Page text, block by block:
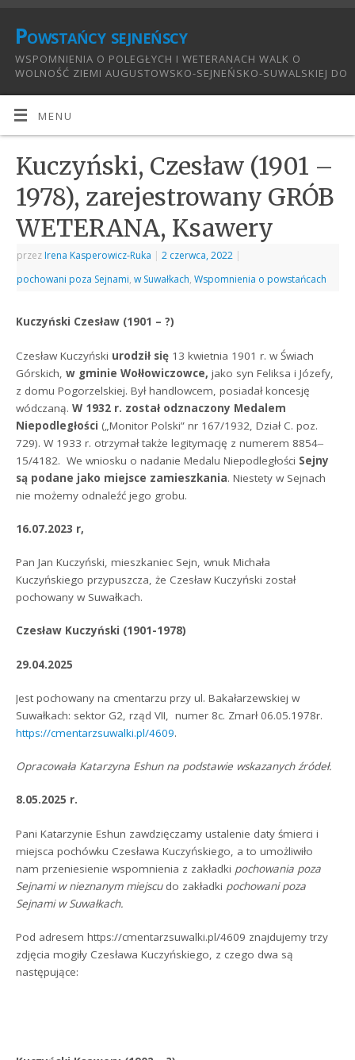
Powstańcy sejneńscy
WSPOMNIENIA O POLEGŁYCH I WETERANACH WALK O
WOLNOŚĆ ZIEMI AUGUSTOWSKO-SEJNEŃSKO-SUWALSKIEJ DO
MENU
Kuczyński, Czesław (1901 –
1978), zarejestrowany GRÓB
WETERANA, Ksawery
przez Irena Kasperowicz-Ruka | 2 czerwca, 2022 |
pochowani poza Sejnami,w Suwałkach,Wspomnienia o powstańcach
Kuczyński Czesław (1901 – ?)
Czesław Kuczyński urodził się 13 kwietnia 1901 r. w Świach
Górskich,w gminie Wołłowiczowce,jako syn Feliksa i Józefy,
z domu Pogorzelskiej. Był handlowcem, posiadał koncesję
wódczaną.W 1932 r. został odznaczony Medalem
Niepodległości („Monitor Polski” nr 167/1932, Dział C. poz.
729). W 1933 r. otrzymał także legitymację z numerem 8854‒
15/4182. We wniosku o nadanie Medalu Niepodległości Sejny
są podane jako miejsce zamieszkania. Niestety w Sejnach
nie możemy odnaleźć jego grobu.
16.07.2023 r,
Pan Jan Kuczyński, mieszkaniec Sejn, wnuk Michała
Kuczyńskiego przypuszcza, że Czesław Kuczyński został
pochowany w Suwałkach.
Czesław Kuczyński (1901-1978)
29.04.2025
Jest pochowany na cmentarzu przy ul. Bakałarzewskiej w
Suwałkach: sektor G2, rząd VII, numer 8c. Zmarł 06.05.1978r.
https://cmentarzsuwalki.pl/4609.
Opracowała Katarzyna Eshun na podstawie wskazanych źródeł.
8.05.2025 r.
Pani Katarzynie Eshun zawdzięczamy ustalenie daty śmierci i
miejsca pochówku Czesława Kuczyńskiego, a to umożliwiło
nam przeniesienie wspomnienia z zakładki pochowania poza
Sejnami w nieznanym miejscu do zakładki pochowani poza
Sejnami w Suwałkach.
Pod adresem https://cmentarzsuwalki.pl/4609 znajdujemy trzy
zdjęcia mogiły Czesława Kuczyńskiego, z czego dwa są
następujące: